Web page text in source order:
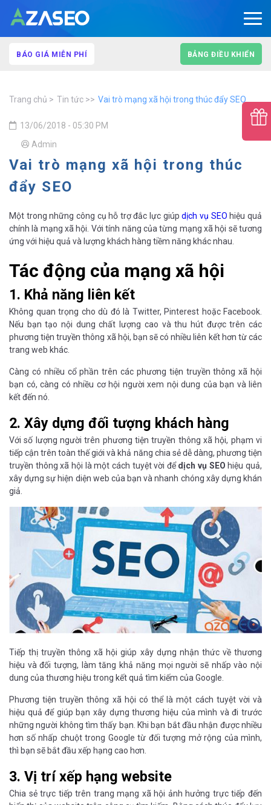
BÁO GIÁ MIỄN PHÍ BẢNG ĐIỀU KHIỂN
Trang chủ Tin tức Vai trò mạng xã hội trong thúc đẩy SEO
13/06/2018 - 05:30 PM
Admin
Vai trò mạng xã hội trong thúc
đẩy SEO
Một trong những công cụ hỗ trợ đắc lực giúpdịch vụ SEO hiệu quả
chính là mạng xã hội. Với tính năng của từng mạng xã hội sẽ tương
ứng với hiệu quả và lượng khách hàng tiềm năng khác nhau.
Tác động của mạng xã hội
1. Khả năng liên kết
Không quan trọng cho dù đó là Twitter, Pinterest hoặc Facebook.
Nếu bạn tạo nội dung chất lượng cao và thu hút được trên các
phương tiện truyền thông xã hội, bạn sẽ có nhiều liên kết hơn từ các
trang web khác.
Càng có nhiều cổ phần trên các phương tiện truyền thông xã hội
bạn có, càng có nhiều cơ hội người xem nội dung của bạn và liên
kết đến nó.
2. Xây dựng đối tượng khách hàng
Với số lượng người trên phương tiện truyền thông xã hội, phạm vi
tiếp cận trên toàn thế giới và khả năng chia sẻ dễ dàng, phương tiện
truyền thông xã hội là một cách tuyệt vời đểdịch vụ SEO hiệu quả,
xây dựng sự hiện diện web của bạn và nhanh chóng xây dựng khán
giả.
Tiếp thị truyền thông xã hội giúp xây dựng nhận thức về thương
hiệu và đối tượng, làm tăng khả năng mọi người sẽ nhấp vào nội
dung của thương hiệu trong kết quả tìm kiếm của Google.
Phương tiện truyền thông xã hội có thể là một cách tuyệt vời và
hiệu quả để giúp bạn xây dựng thương hiệu của mình và đi trước
những người không tìm thấy bạn. Khi bạn bắt đầu nhận được nhiều
hơn số nhấp chuột trong Google từ đối tượng mở rộng của mình,
thì bạn sẽ bắt đầu xếp hạng cao hơn.
3. Vị trí xếp hạng website
Chia sẻ trực tiếp trên trang mạng xã hội ảnh hưởng trực tiếp đến